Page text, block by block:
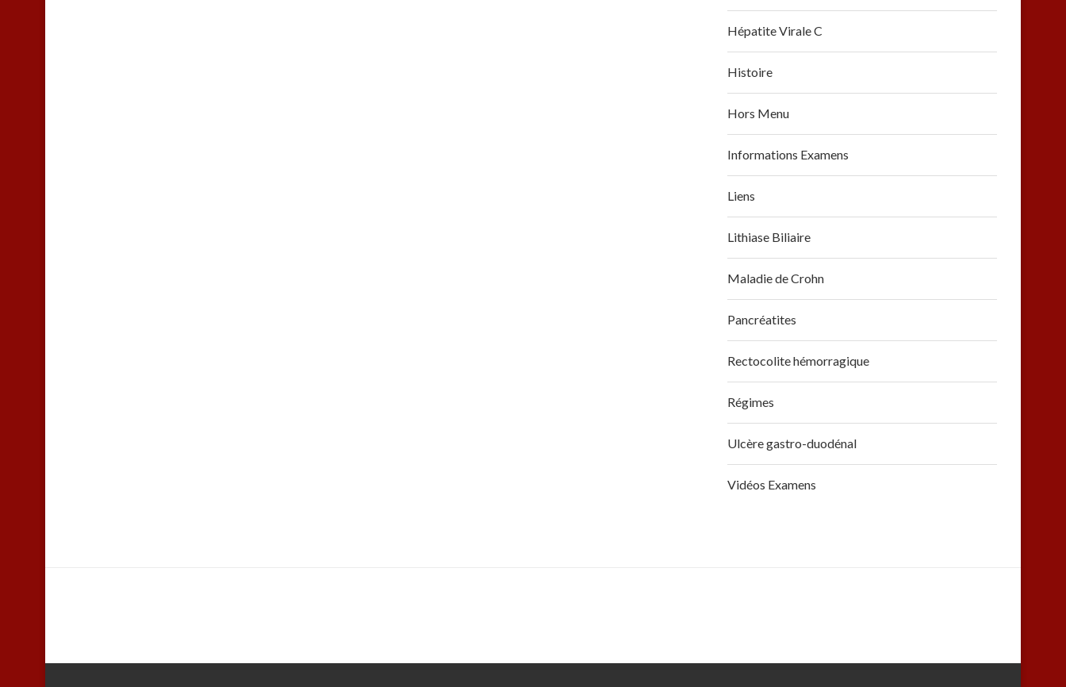
Hépatite Virale C
Histoire
Hors Menu
Informations Examens
Liens
Lithiase Biliaire
Maladie de Crohn
Pancréatites
Rectocolite hémorragique
Régimes
Ulcère gastro-duodénal
Vidéos Examens